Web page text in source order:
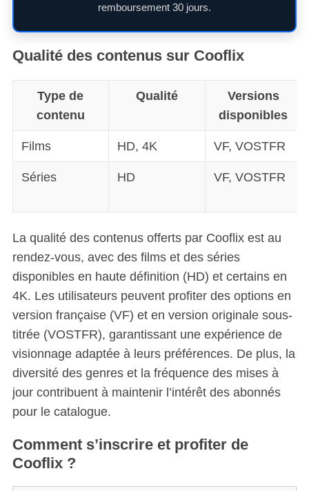
remboursement 30 jours.
Qualité des contenus sur Cooflix
Type de
contenu
Qualité
Versions
disponibles
Films HD, 4K VF, VOSTFR
Séries HD VF, VOSTFR
La qualité des contenus offerts par Cooflix est au
rendez-vous, avec des films et des séries
disponibles en haute définition (HD) et certains en
4K. Les utilisateurs peuvent profiter des options en
version française (VF) et en version originale sous-
titrée (VOSTFR), garantissant une expérience de
visionnage adaptée à leurs préférences. De plus, la
diversité des genres et la fréquence des mises à
jour contribuent à maintenir l’intérêt des abonnés
pour le catalogue.
Comment s’inscrire et profiter de
Cooflix ?